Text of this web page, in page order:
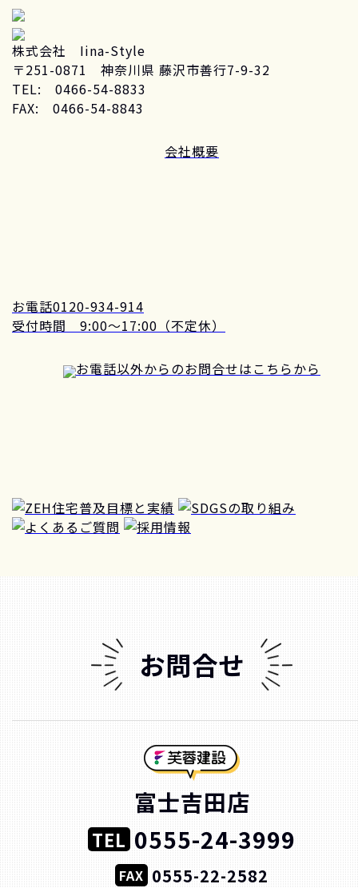
株式会社 Iina-Style
〒251-0871 神奈川県 藤沢市善行7-9-32
TEL: 0466-54-8833
FAX: 0466-54-8843
会社概要
お電話0120-934-914
受付時間 9:00～17:00（不定休）
お電話以外からのお問合せはこちらから
お問合せ
富士吉田店
TEL 0555-24-3999
FAX 0555-22-2582